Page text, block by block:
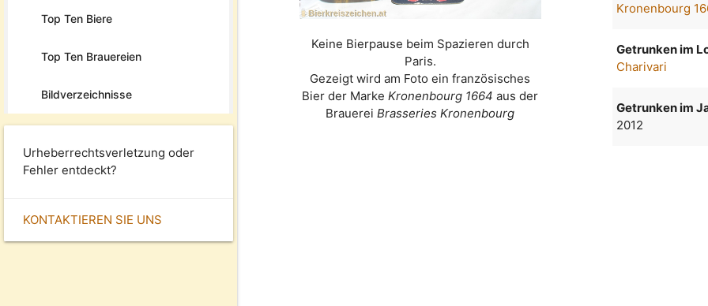
Top Ten Biere
Top Ten Brauereien
Bildverzeichnisse
Urheberrechtsverletzung oder
Fehler entdeckt?
KONTAKTIEREN SIE UNS
Keine Bierpause beim Spazieren durch
Paris.
Gezeigt wird am Foto ein französisches
Bier der MarkeKronenbourg 1664 aus der
BrauereiBrasseries Kronenbourg
Kronenbourg
Getrunken im
Charivari
Getrunken im
2012